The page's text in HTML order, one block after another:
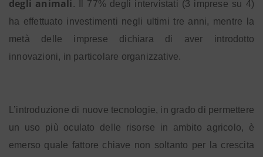
degli animali . Il 77% degli intervistati (3 imprese su 4)
ha effettuato investimenti negli ultimi tre anni, mentre la
metà delle imprese dichiara di aver introdotto
innovazioni, in particolare organizzative.
L’introduzione di nuove tecnologie, in grado di permettere
un uso più oculato delle risorse in ambito agricolo, è
emerso quale fattore chiave non soltanto per la crescita